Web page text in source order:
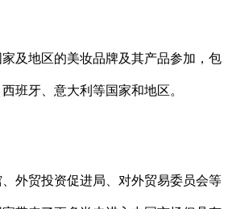
及地区的美妆品牌及其产品参加，包
班牙、意大利等国家和地区。
外贸投资促进局、对外贸易委员会等